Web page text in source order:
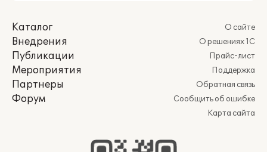
Каталог
Внедрения
Публикации
Мероприятия
Партнеры
Форум
О сайте
О решениях 1С
Прайс-лист
Поддержка
Обратная связь
Сообщить об ошибке
Карта сайта